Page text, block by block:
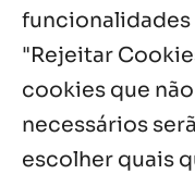
funcionalidades
"Rejeitar
cookies que
necessários
escolher quais
Palavra
Notícias por